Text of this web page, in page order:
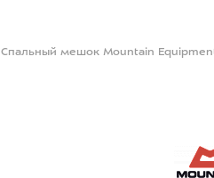
Спальный мешок Mountain